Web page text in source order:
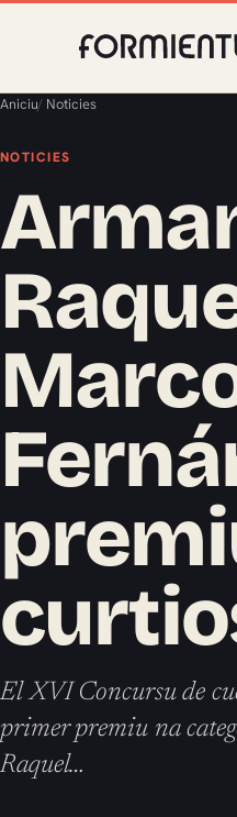
Aniciu/ Noticies
NOTICIES
El XVI Concursu de
primer premiu na
Raquel…